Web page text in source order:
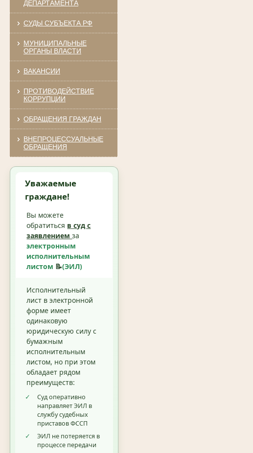
ДЕПАРТАМЕНТА
СУДЫ СУБЪЕКТА РФ
МУНИЦИПАЛЬНЫЕ
ОРГАНЫ ВЛАСТИ
ВАКАНСИИ
ПРОТИВОДЕЙСТВИЕ
КОРРУПЦИИ
ОБРАЩЕНИЯ ГРАЖДАН
ВНЕПРОЦЕССУАЛЬНЫЕ
ОБРАЩЕНИЯ
Уважаемые
граждане!
Вы можете
обратиться в суд с
заявлениемза
электронным
исполнительным
листом 📝(ЭИЛ)
Исполнительный
лист в электронной
форме имеет
одинаковую
юридическую силу с
бумажным
исполнительным
листом, но при этом
обладает рядом
преимуществ:
✓
Суд оперативно
направляет ЭИЛ в
службу судебных
приставов ФССП
✓
ЭИЛ не потеряется в
процессе передачи